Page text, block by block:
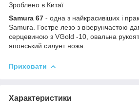
Зроблено в Китаї
Samura 67 - одна з найкрасивіших і
Samura. Гостре лезо з візерунчастою
серцевиною з VGold -10, овальна
японський силует ножа.
Приховати
Характеристики